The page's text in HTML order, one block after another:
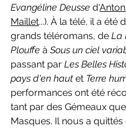
Evangéline Deusse d'
Maillet...). À la télé, il a été
grands téléromans, de La
Plouffe à Sous un ciel
passant par Les Belles
pays d'en haut et Terre
performances ont été
tant par des Gémeaux
Masques. Il nous a quittés